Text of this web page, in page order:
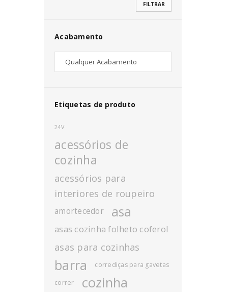
*
INICIAR SESSÃO
FILTRAR
Acabamento
Etiquetas de produto
24V
acessórios de
cozinha
acessórios para
interiores de roupeiro
amortecedor asa
asas cozinha folheto coferol
asas para cozinhas
barra corrediças para gavetas
correr cozinha